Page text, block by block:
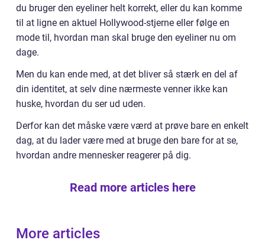
du bruger den eyeliner helt korrekt, eller du kan komme
til at ligne en aktuel Hollywood-stjerne eller følge en
mode til, hvordan man skal bruge den eyeliner nu om
dage.
Men du kan ende med, at det bliver så stærk en del af
din identitet, at selv dine nærmeste venner ikke kan
huske, hvordan du ser ud uden.
Derfor kan det måske være værd at prøve bare en enkelt
dag, at du lader være med at bruge den bare for at se,
hvordan andre mennesker reagerer på dig.
Read more articles here
More articles